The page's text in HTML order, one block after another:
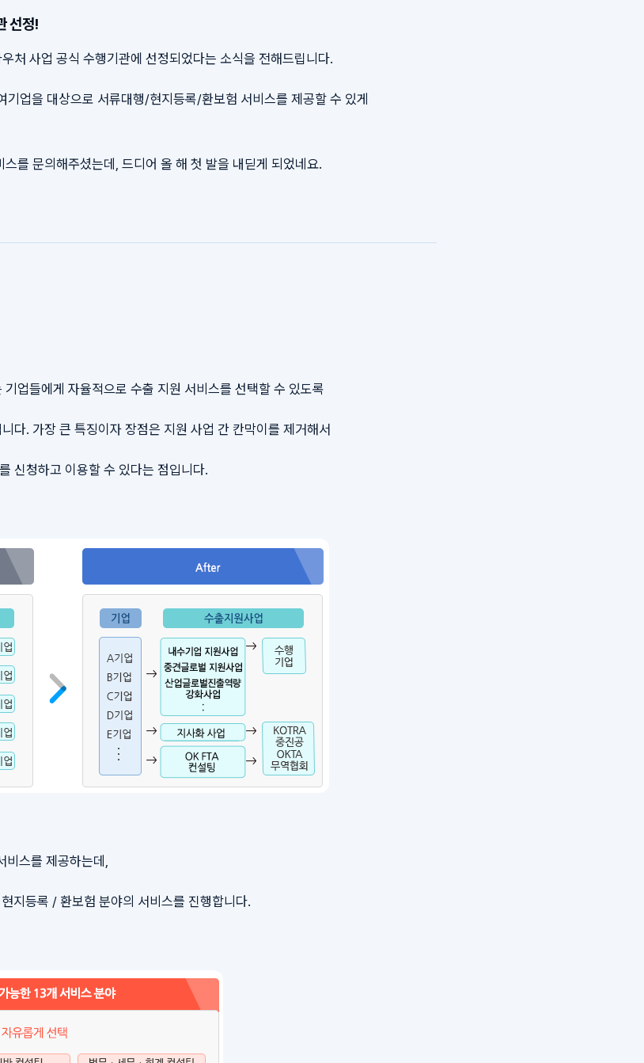
선정!
처 사업 공식 수행기관에 선정되었다는 소식을 전해드립니다.
업을 대상으로 서류대행/현지등록/환보험 서비스를 제공할 수 있게
를 문의해주셨는데, 드디어 올 해 첫 발을 내딛게 되었네요.
업들에게 자율적으로 수출 지원 서비스를 선택할 수 있도록
다. 가장 큰 특징이자 장점은 지원 사업 간 칸막이를 제거해서
신청하고 이용할 수 있다는 점입니다.
비스를 제공하는데,
지등록 / 환보험 분야의 서비스를 진행합니다.